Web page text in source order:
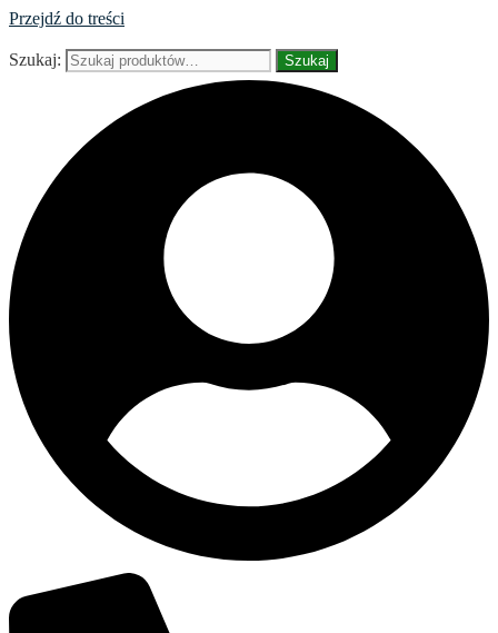
Przejdź do treści
Szukaj: Szukaj